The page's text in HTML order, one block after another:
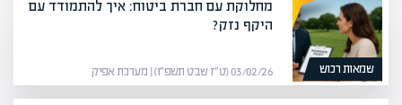
שמאות רכוש
מחלוקת עם חברת ביטוח: איך להתמודד עם
היקף נזק?
03/02/26 (ט״ז שבט תשפ״ו) | מערכת אפיק